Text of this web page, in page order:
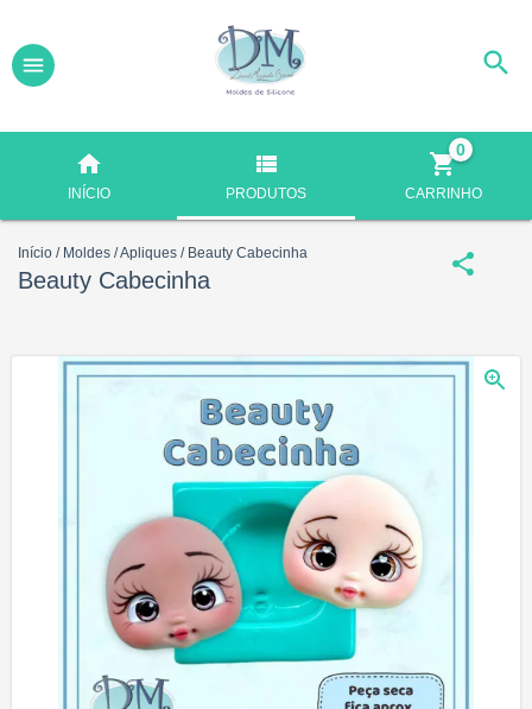
INÍCIO PRODUTOS CARRINHO
0
Início / Moldes /Apliques / Beauty Cabecinha
Beauty Cabecinha